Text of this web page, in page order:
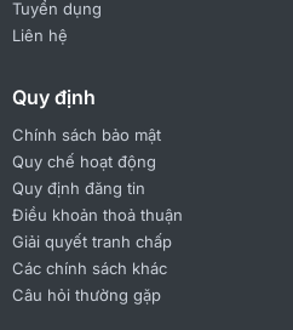
Tuyển dụng
Liên hệ
Quy định
Chính sách bảo mật
Quy chế hoạt động
Quy định đăng tin
Điều khoản thoả thuận
Giải quyết tranh chấp
Các chính sách khác
Câu hỏi thường gặp